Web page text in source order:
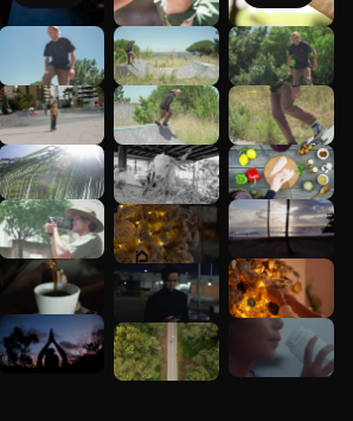
Mehr
anzeigen